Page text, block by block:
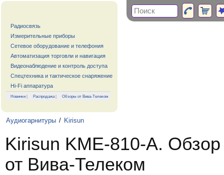
Радиосвязь
Измерительные приборы
Сетевое оборудование и телефония
Автоматизация торговли и навигация
Видеонаблюдение и контроль доступа
Спецтехника и тактическое снаряжение
Hi-Fi аппаратура
Новинки | Распродажа| Обзоры от Вива-Телеком
Аудиогарнитуры / Kirisun
Kirisun KME-810-A. Обзор
от Вива-Телеком